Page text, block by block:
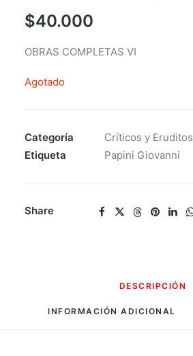
$40.000
OBRAS COMPLETAS VI
Agotado
Categoría
Críticos y Eruditos
Etiqueta
Papini Giovanni
Share
DESCRIPCIÓN
INFORMACIÓN ADICIONAL